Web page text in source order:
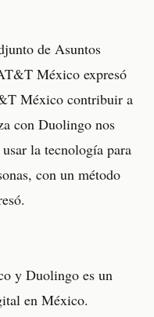
de Asuntos
México expresó
México contribuir a
con Duolingo nos
la tecnología para
con un método
y Duolingo es un
en México.